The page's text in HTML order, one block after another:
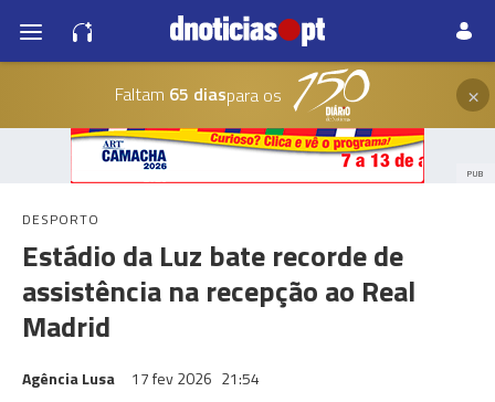
Faltam 65 diaspara os ×
PUB
DESPORTO
Estádio da Luz bate recorde de
assistência na recepção ao Real
Madrid
Agência Lusa 17 fev 2026 21:54